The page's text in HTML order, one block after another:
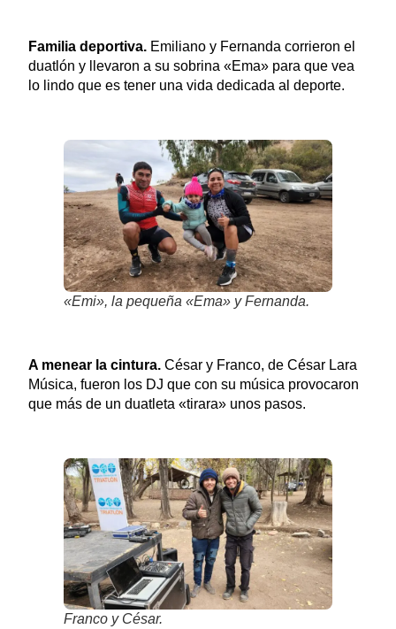
Familia deportiva.Emiliano y Fernanda corrieron el
duatlón y llevaron a su sobrina «Ema» para que vea
lo lindo que es tener una vida dedicada al deporte.
«Emi», la pequeña «Ema» y Fernanda.
A menear la cintura. César y Franco, de César Lara
Música, fueron los DJ que con su música provocaron
que más de un duatleta «tirara» unos pasos.
Franco y César.